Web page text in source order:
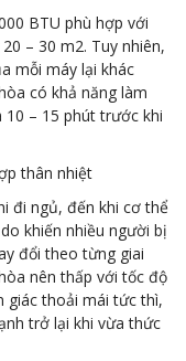
BTU phù hợp với
– 30 m2. Tuy nhiên,
mỗi máy lại khác
có khả năng làm
– 15 phút trước khi
thân nhiệt
đi ngủ, đến khi cơ thể
khiến nhiều người bị
đổi theo từng giai
nên thấp với tốc độ
giác thoải mái tức thì,
trở lại khi vừa thức